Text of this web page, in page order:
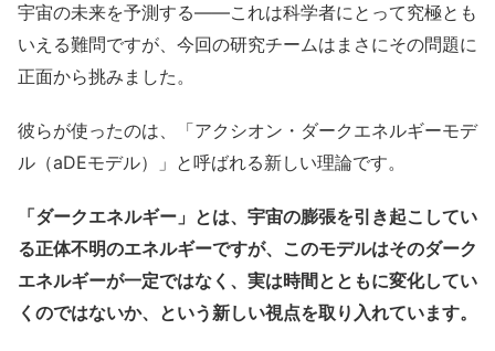
宇宙の未来を予測する――これは科学者にとって究極とも
いえる難問ですが、今回の研究チームはまさにその問題に
正面から挑みました。
彼らが使ったのは、「アクシオン・ダークエネルギーモデ
ル（aDEモデル）」と呼ばれる新しい理論です。
「ダークエネルギー」とは、宇宙の膨張を引き起こしてい
る正体不明のエネルギーですが、このモデルはそのダーク
エネルギーが一定ではなく、実は時間とともに変化してい
くのではないか、という新しい視点を取り入れています。